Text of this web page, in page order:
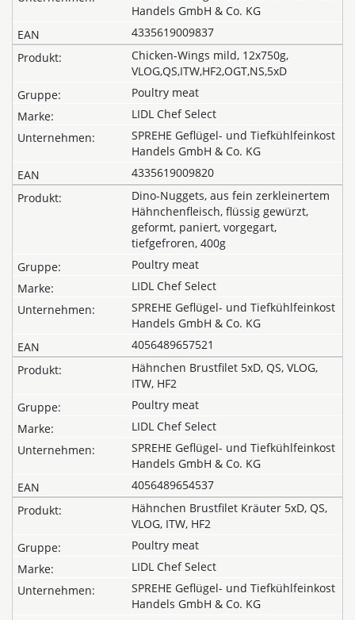
Handels GmbH & Co. KG
4335619009837
Chicken-Wings mild, 12x750g,
VLOG,QS,ITW,HF2,OGT,NS,5xD
Poultry meat
LIDL Chef Select
SPREHE Geflügel- und Tiefkühlfeinkost
Handels GmbH & Co. KG
4335619009820
Dino-Nuggets, aus fein zerkleinertem
Hähnchenfleisch, flüssig gewürzt,
geformt, paniert, vorgegart,
tiefgefroren, 400g
Poultry meat
LIDL Chef Select
SPREHE Geflügel- und Tiefkühlfeinkost
Handels GmbH & Co. KG
4056489657521
Hähnchen Brustfilet 5xD, QS, VLOG,
ITW, HF2
Poultry meat
LIDL Chef Select
SPREHE Geflügel- und Tiefkühlfeinkost
Handels GmbH & Co. KG
4056489654537
Hähnchen Brustfilet Kräuter 5xD, QS,
VLOG, ITW, HF2
Poultry meat
LIDL Chef Select
SPREHE Geflügel- und Tiefkühlfeinkost
Handels GmbH & Co. KG